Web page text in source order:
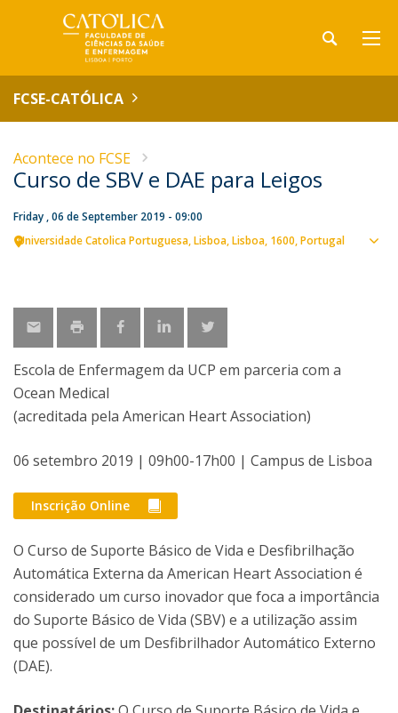
FCSE-CATÓLICA
Acontece no FCSE
Curso de SBV e DAE para Leigos
Friday , 06 de September 2019 - 09:00
Universidade Catolica Portuguesa Lisboa Lisboa 1600 Portugal
Escola de Enfermagem da UCP em parceria com a
Ocean Medical
(acreditada pela American Heart Association)
06 setembro 2019 | 09h00-17h00 | Campus de Lisboa
Inscrição Online
O Curso de Suporte Básico de Vida e Desfibrilhação
Automática Externa da American Heart Association é
considerado um curso inovador que foca a importância
do Suporte Básico de Vida (SBV) e a utilização assim
que possível de um Desfibrilhador Automático Externo
(DAE).